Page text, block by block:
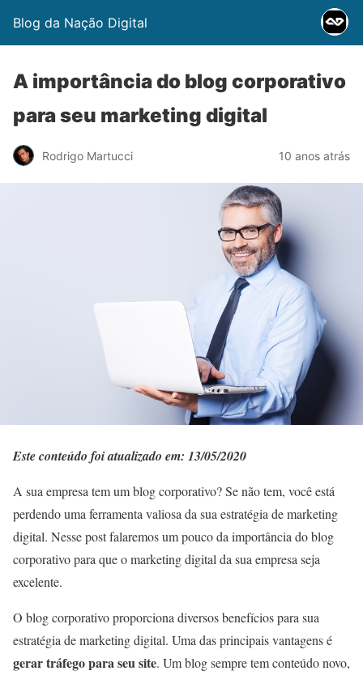
Blog da Nação Digital
A importância do blog corporativo
para seu marketing digital
Rodrigo Martucci 10 anos atrás
Este conteúdo foi atualizado em: 13/05/2020
A sua empresa tem um blog corporativo? Se não tem, você está
perdendo uma ferramenta valiosa da sua estratégia de marketing
digital. Nesse post falaremos um pouco da importância do blog
corporativo para que o marketing digital da sua empresa seja
excelente.
O blog corporativo proporciona diversos benefícios para sua
estratégia de marketing digital. Uma das principais vantagens é
gerar tráfego para seu site. Um blog sempre tem conteúdo novo,